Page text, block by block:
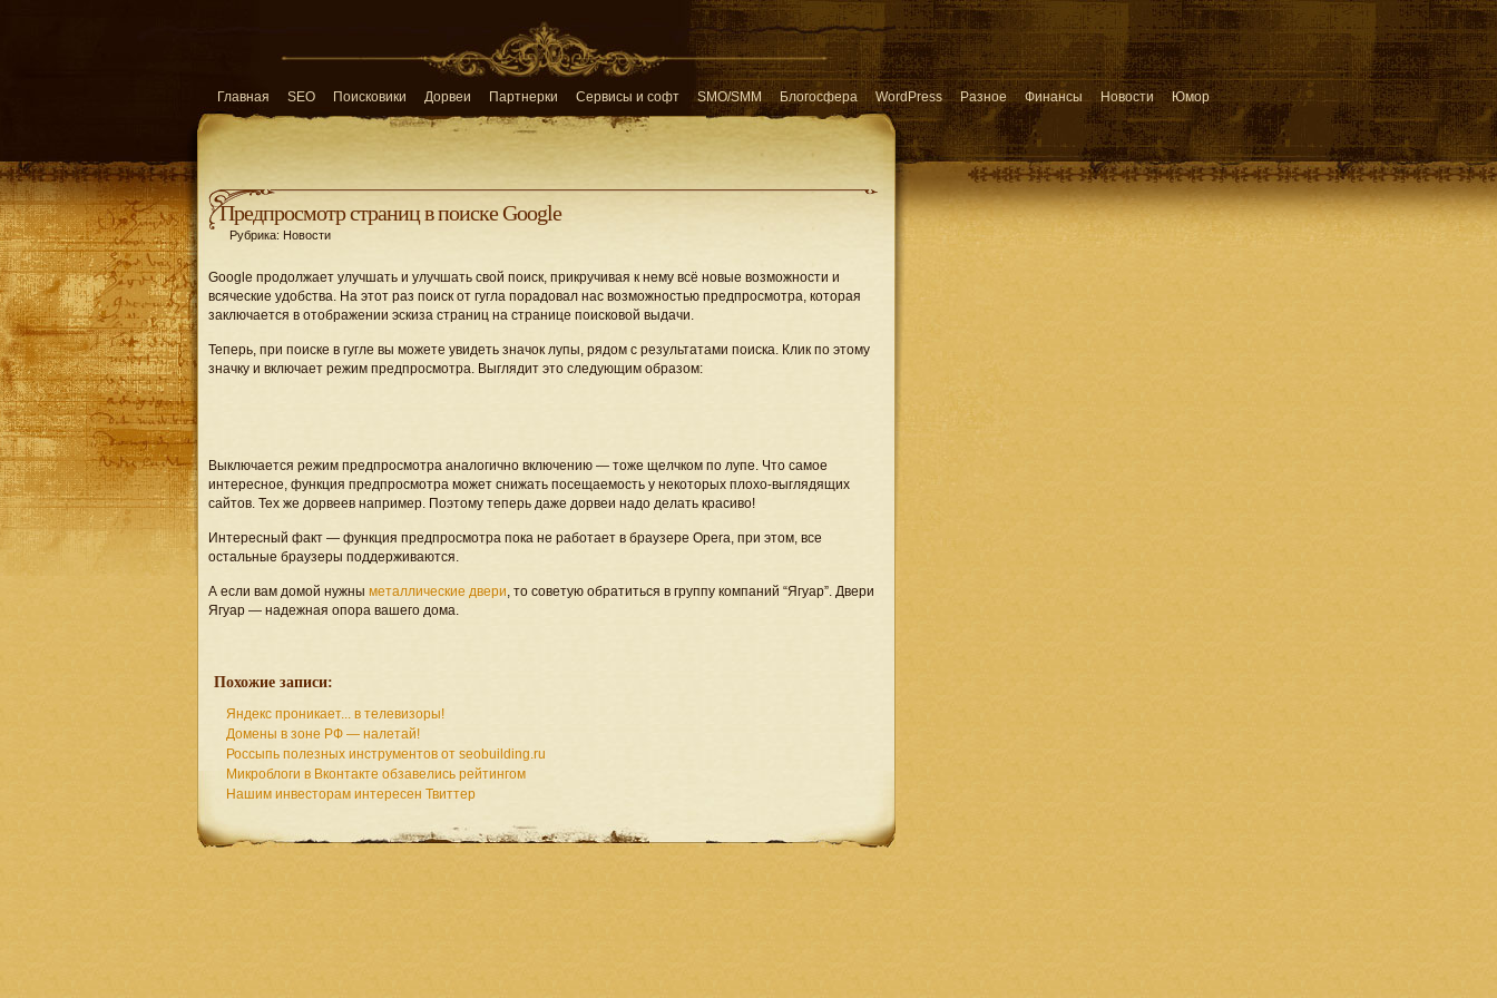
Главная SEO Поисковики Дорвеи Партнерки Сервисы и софт SMO/SMM Блогосфера WordPress Разное Финансы Новости Юмор
Предпросмотр страниц в поиске Google
Рубрика: Новости
Google продолжает улучшать и улучшать свой поиск, прикручивая к нему всё новые возможности и
всяческие удобства. На этот раз поиск от гугла порадовал нас возможностью предпросмотра, которая
заключается в отображении эскиза страниц на странице поисковой выдачи.
Теперь, при поиске в гугле вы можете увидеть значок лупы, рядом с результатами поиска. Клик по этому
значку и включает режим предпросмотра. Выглядит это следующим образом:
Выключается режим предпросмотра аналогично включению — тоже щелчком по лупе. Что самое
интересное, функция предпросмотра может снижать посещаемость у некоторых плохо-выглядящих
сайтов. Тех же дорвеев например. Поэтому теперь даже дорвеи надо делать красиво!
Интересный факт — функция предпросмотра пока не работает в браузере Opera, при этом, все
остальные браузеры поддерживаются.
А если вам домой нужны металлические двери, то советую обратиться в группу компаний “Ягуар”. Двери
Ягуар — надежная опора вашего дома.
Похожие записи:
Яндекс проникает... в телевизоры!
Домены в зоне РФ — налетай!
Россыпь полезных инструментов от seobuilding.ru
Микроблоги в Вконтакте обзавелись рейтингом
Нашим инвесторам интересен Твиттер